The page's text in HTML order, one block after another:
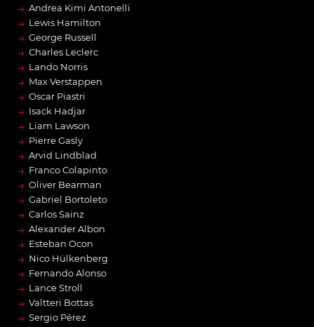
→ Andrea Kimi Antonelli
→ Lewis Hamilton
→ George Russell
→ Charles Leclerc
→ Lando Norris
→ Max Verstappen
→ Oscar Piastri
→ Isack Hadjar
→ Liam Lawson
→ Pierre Gasly
→ Arvid Lindblad
→ Franco Colapinto
→ Oliver Bearman
→ Gabriel Bortoleto
→ Carlos Sainz
→ Alexander Albon
→ Esteban Ocon
→ Nico Hülkenberg
→ Fernando Alonso
→ Lance Stroll
→ Valtteri Bottas
→ Sergio Pérez